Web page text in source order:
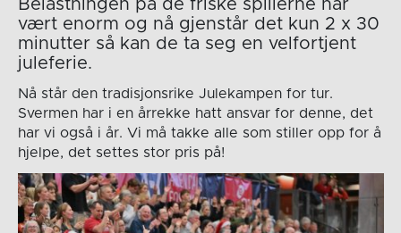
Belastningen på de friske spillerne har
vært enorm og nå gjenstår det kun 2 x 30
minutter så kan de ta seg en velfortjent
juleferie.
Nå står den tradisjonsrike Julekampen for tur.
Svermen har i en årrekke hatt ansvar for denne, det
har vi også i år. Vi må takke alle som stiller opp for å
hjelpe, det settes stor pris på!